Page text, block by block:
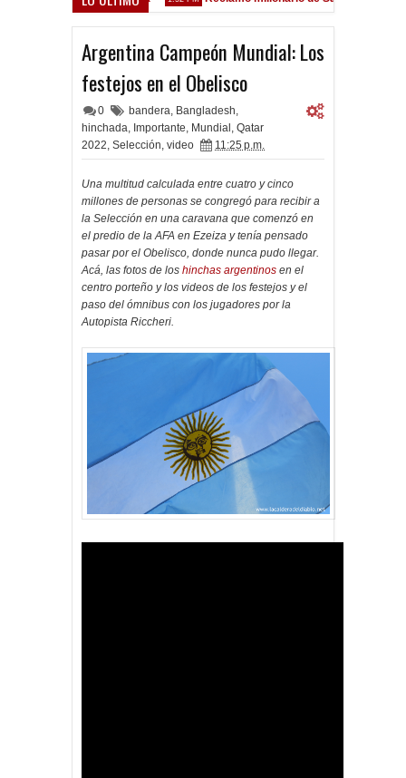
Argentina Campeón Mundial: Los
festejos en el Obelisco
0 bandera, Bangladesh,
hinchada, Importante, Mundial , Qatar
2022, Selección, video 11:25 p.m.
Una multitud calculada entre cuatro y cinco
millones de personas se congregó para recibir a
la Selección en una caravana que comenzó en
el predio de la AFA en Ezeiza y tenía pensado
pasar por el Obelisco, donde nunca pudo llegar.
Acá, las fotos de los hinchas argentinos en el
centro porteño y los videos de los festejos y el
paso del ómnibus con los jugadores por la
Autopista Riccheri.